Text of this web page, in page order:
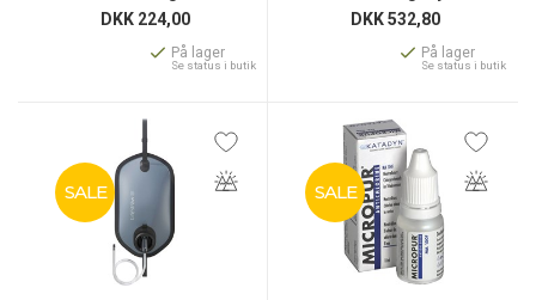
DKK 224,00
På lager
Se status i butik
DKK532,80
På lager
Se status i butik
SALE SALE